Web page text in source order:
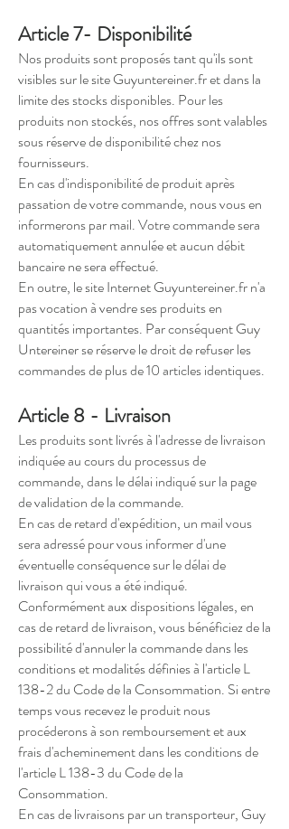
Article 7- Disponibilité
Nos produits sont proposés tant qu'ils sont
visibles sur le site Guyuntereiner.fr et dans la
limite des stocks disponibles. Pour les
produits non stockés, nos offres sont valables
sous réserve de disponibilité chez nos
fournisseurs.
En cas d'indisponibilité de produit après
passation de votre commande, nous vous en
informerons par mail. Votre commande sera
automatiquement annulée et aucun débit
bancaire ne sera effectué.
En outre, le site Internet Guyuntereiner.fr n'a
pas vocation à vendre ses produits en
quantités importantes. Par conséquent Guy
Untereiner se réserve le droit de refuser les
commandes de plus de 10 articles identiques.
Article 8 - Livraison
Les produits sont livrés à l'adresse de livraison
indiquée au cours du processus de
commande, dans le délai indiqué sur la page
de validation de la commande.
En cas de retard d'expédition, un mail vous
sera adressé pour vous informer d'une
éventuelle conséquence sur le délai de
livraison qui vous a été indiqué.
Conformément aux dispositions légales, en
cas de retard de livraison, vous bénéficiez de la
possibilité d'annuler la commande dans les
conditions et modalités définies à l'article L
138-2 du Code de la Consommation. Si entre
temps vous recevez le produit nous
procéderons à son remboursement et aux
frais d'acheminement dans les conditions de
l'article L 138-3 du Code de la
Consommation.
En cas de livraisons par un transporteur, Guy